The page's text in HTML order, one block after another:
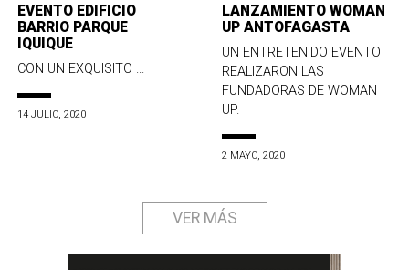
EVENTO EDIFICIO
BARRIO PARQUE
IQUIQUE
CON UN EXQUISITO ...
14 JULIO, 2020
LANZAMIENTO WOMAN
UP ANTOFAGASTA
UN ENTRETENIDO EVENTO
REALIZARON LAS
FUNDADORAS DE WOMAN
UP.
2 MAYO, 2020
VER MÁS